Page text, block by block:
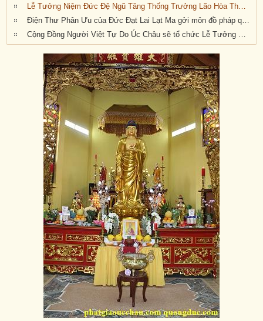
Lễ Tưởng Niệm Đức Đệ Ngũ Tăng Thống Trưởng Lão Hòa Thượng Thích Quảng Độ tại Chùa Viên Giác, Hannover, Đức Quốc
Điện Thư Phân Ưu của Đức Đạt Lai Lạt Ma gởi môn đồ pháp quyến của Đức Đệ Ngũ Tăng Thống Thích Quảng Độ
Cộng Đồng Người Việt Tự Do Úc Châu sẽ tổ chức Lễ Tưởng Niêm Đệ Ngũ Tăng Thống Giáo Hội Phật Giáo VN Thống Nhất, Đại Lão Hòa Thượng Thích Quảng Độ